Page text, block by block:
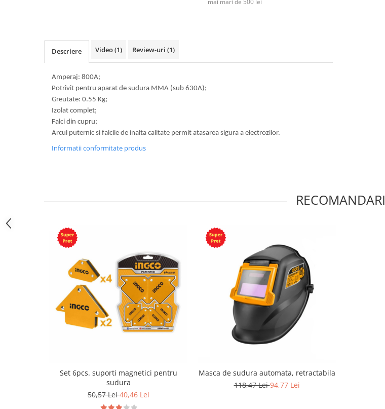
mai mari de 500 lei
Descriere Video(1) Review-uri (1)
Amperaj: 800A;
Potrivit pentru aparat de sudura MMA (sub 630A);
Greutate: 0.55 Kg;
Izolat complet;
Falci din cupru;
Arcul puternic si falcile de inalta calitate permit atasarea sigura a electrozilor.
Informatii conformitate produs
RECOMANDARI
Set 6pcs. suporti magnetici pentru
sudura
50,57 Lei40,46 Lei
Masca de sudura automata, retractabila
118,47 Lei94,77 Lei